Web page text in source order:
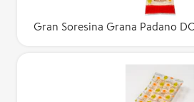
Gran Soresina Grana Padano